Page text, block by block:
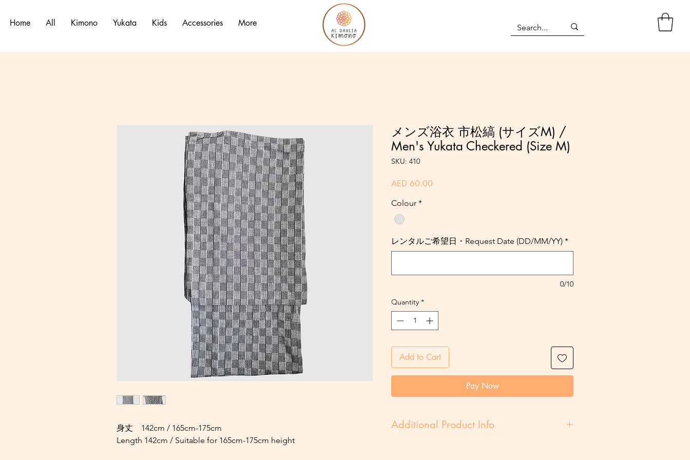
Home All Kimono Yukata Kids Accessories More
身丈 142cm / 165cm-175cm
Length 142cm / Suitable for 165cm-175cm height
メンズ浴衣 市松縞 (サイズM) /
Men's Yukata Checkered (Size M)
SKU: 410
AED 60.00Price
Colour *
レンタルご希望日・Request Date (DD/MM/YY) *
0/10
Quantity *
Add to Cart
Pay Now
Additional Product Info